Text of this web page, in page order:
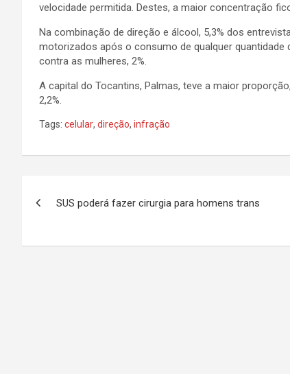
velocidade permitida. Destes, a maior concentração
Na combinação de direção e álcool, 5,3% dos
motorizados após o consumo de qualquer
contra as mulheres, 2%.
A capital do Tocantins, Palmas, teve a maior
2,2%.
Tags: celular, direção, infração
v
SUS poderá fazer cirurgia para homens trans